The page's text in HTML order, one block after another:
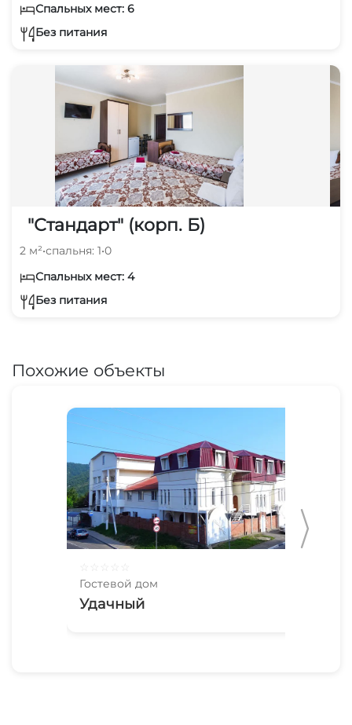
Спальных мест: 6
Без питания
"Стандарт" (корп. Б)
2 м²•спальня: 1•0
Спальных мест: 4
Без питания
Похожие объекты
Гостевой дом
Удачный